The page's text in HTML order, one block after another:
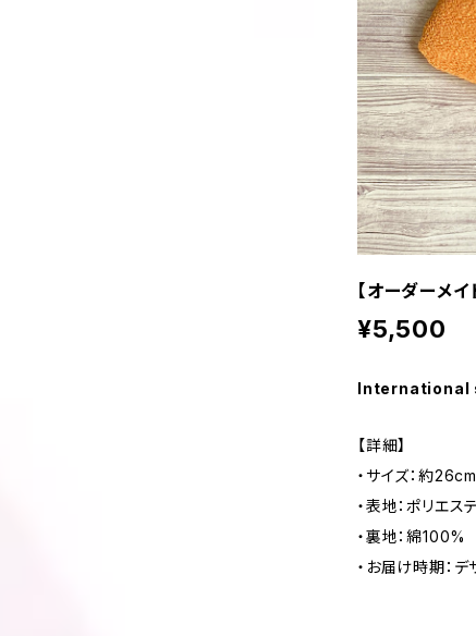
【オーダーメ
¥5,500
International
【詳細】
・サイズ：約
・表地：ポリエス
・裏地：綿100%
・お届け時期：